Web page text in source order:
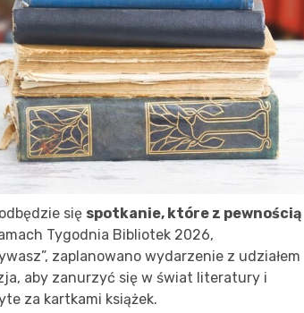
się spotkanie, które z pewnością
Tygodnia Bibliotek 2026,
zaplanowano wydarzenie z udziałem
aby zanurzyć się w świat literatury i
za kartkami książek.